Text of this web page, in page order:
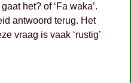
het? of ‘Fa waka’.
antwoord terug. Het
vraag is vaak ‘rustig’